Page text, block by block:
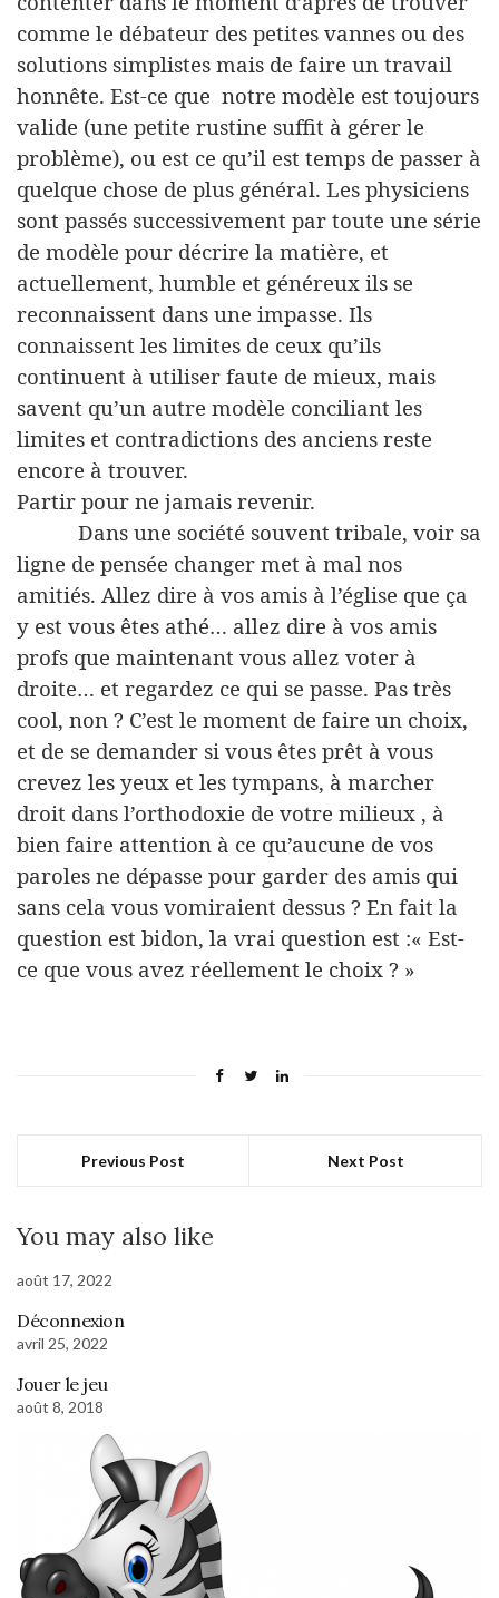
comme le débateur des petites vannes ou des
solutions simplistes mais de faire un travail
honnête. Est-ce que notre modèle est toujours
valide (une petite rustine suffit à gérer le
problème), ou est ce qu’il est temps de passer à
quelque chose de plus général. Les physiciens
sont passés successivement par toute une série
de modèle pour décrire la matière, et
actuellement, humble et généreux ils se
reconnaissent dans une impasse. Ils
connaissent les limites de ceux qu’ils
continuent à utiliser faute de mieux, mais
savent qu’un autre modèle conciliant les
limites et contradictions des anciens reste
encore à trouver.
Partir pour ne jamais revenir.
Dans une société souvent tribale, voir sa
ligne de pensée changer met à mal nos
amitiés. Allez dire à vos amis à l’église que ça
y est vous êtes athé… allez dire à vos amis
profs que maintenant vous allez voter à
droite… et regardez ce qui se passe. Pas très
cool, non ? C’est le moment de faire un choix,
et de se demander si vous êtes prêt à vous
crevez les yeux et les tympans, à marcher
droit dans l’orthodoxie de votre milieux , à
bien faire attention à ce qu’aucune de vos
paroles ne dépasse pour garder des amis qui
sans cela vous vomiraient dessus ? En fait la
question est bidon, la vrai question est :« Est-
ce que vous avez réellement le choix ? »
Previous Post Next Post
You may also like
août 17, 2022
Déconnexion
avril 25, 2022
Jouer le jeu
août 8, 2018